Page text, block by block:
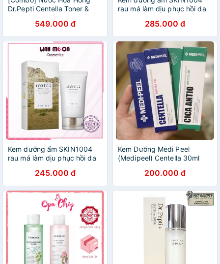
Dr.Pepti Centella Toner &
Pepti Centella Dark Spot
Solution Ampoule
549.000 đ
rau má làm dịu phục hồi da
Soothing Cream
Madagascar Centella Cream
285.000 đ
Kem dưỡng ẩm SKIN1004
rau má làm dịu phục hồi da
Soothing Cream
Madagascar Centella Cream
245.000 đ
Kem Dưỡng Medi Peel
(Medipeel) Centella 30ml
200.000 đ